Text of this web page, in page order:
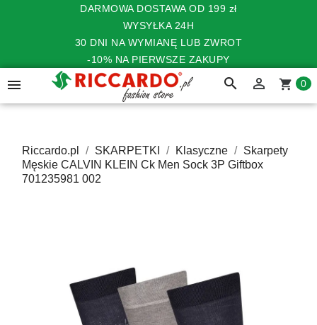
DARMOWA DOSTAWA OD 199 zł
WYSYŁKA 24H
30 DNI NA WYMIANĘ LUB ZWROT
-10% NA PIERWSZE ZAKUPY
 search  shopping_cart 0
Riccardo.pl SKARPETKI Klasyczne
Skarpety
Męskie CALVIN KLEIN Ck Men Sock 3P Giftbox
701235981 002